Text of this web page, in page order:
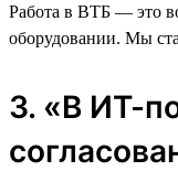
Работа в ВТБ — это
оборудовании. Мы
3. «В ИТ-